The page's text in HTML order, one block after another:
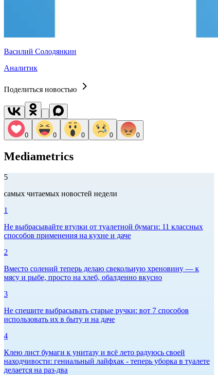
Василий Солодянкин
Аналитик
Поделиться новостью
0 0 0 0 0
Mediametrics
5
самых читаемых новостей недели
1
Не выбрасывайте втулки от туалетной бумаги: 11 классных
способов применения на кухне и даче
2
Вместо солений теперь делаю свекольную хреновину — к
мясу и рыбе, просто на хлеб, обалденно вкусно
3
Не спешите выбрасывать старые ручки: вот 7 способов
использовать их в быту и на даче
4
Клею лист бумаги к унитазу и всё лето радуюсь своей
находчивости: гениальный лайфхак - теперь уборка в туалете
делается на раз-два